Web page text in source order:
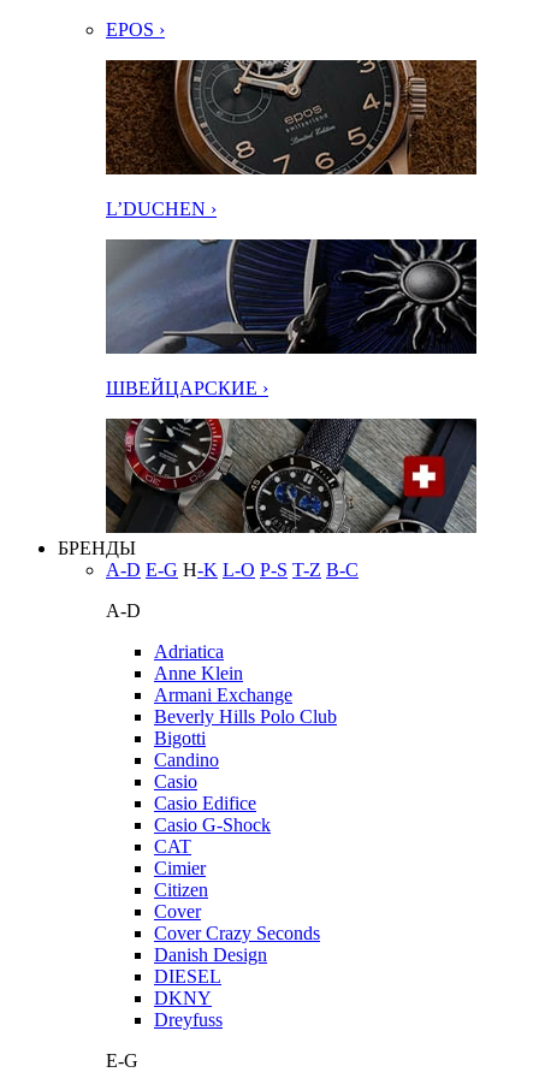
EPOS ›
L’DUCHEN ›
ШВЕЙЦАРСКИЕ ›
БРЕНДЫ
A-D E-G H-K L-O P-S T-Z В-С
A-D
Adriatica
Anne Klein
Armani Exchange
Beverly Hills Polo Club
Bigotti
Candino
Casio
Casio Edifice
Casio G-Shock
CAT
Cimier
Citizen
Cover
Cover Crazy Seconds
Danish Design
DIESEL
DKNY
Dreyfuss
E-G